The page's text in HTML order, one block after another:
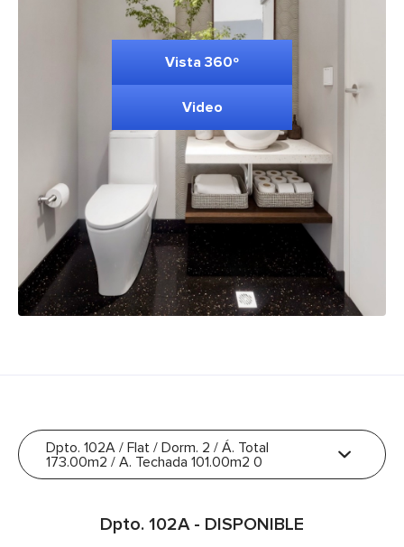
Vista 360º
Video
Dpto. 102A / Flat / Dorm. 2 / Á. Total
173.00m2 / A. Techada 101.00m2 0
Dpto. 102A - DISPONIBLE